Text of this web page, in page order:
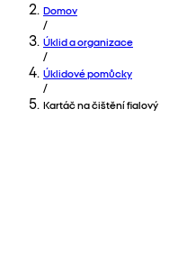
Domov
/
Úklid a organizace
/
Úklidové pomůcky
/
Kartáč na čištění fialový